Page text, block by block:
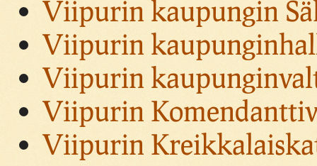
Viipurin kaupungin
Viipurin
Viipurin
Viipurin
Viipurin